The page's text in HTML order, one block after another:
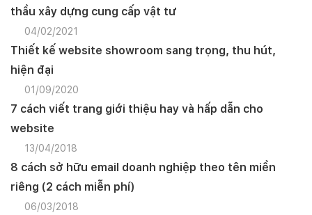
thầu xây dựng cung cấp vật tư
04/02/2021
Thiết kế website showroom sang trọng, thu hút,
hiện đại
01/09/2020
7 cách viết trang giới thiệu hay và hấp dẫn cho
website
13/04/2018
8 cách sở hữu email doanh nghiệp theo tên miền
riêng (2 cách miễn phí)
06/03/2018